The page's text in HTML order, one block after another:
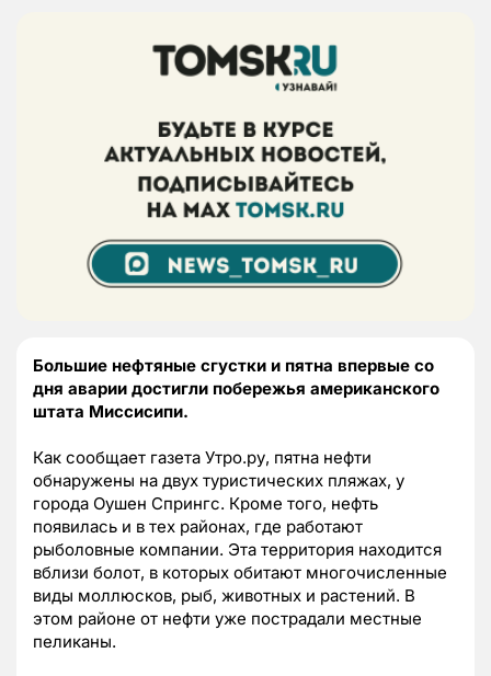
Большие нефтяные сгустки и пятна впервые со
дня аварии достигли побережья американского
штата Миссисипи.
Как сообщает газета Утро.ру, пятна нефти
обнаружены на двух туристических пляжах, у
города Оушен Спрингс. Кроме того, нефть
появилась и в тех районах, где работают
рыболовные компании. Эта территория находится
вблизи болот, в которых обитают многочисленные
виды моллюсков, рыб, животных и растений. В
этом районе от нефти уже пострадали местные
пеликаны.